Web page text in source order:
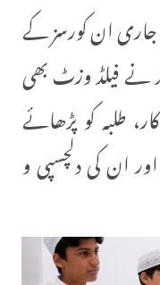
ان کورسز کے
نے فیلڈ وزٹ بھی
طلبہ کو پڑھائے
ان کی دلچسپی و